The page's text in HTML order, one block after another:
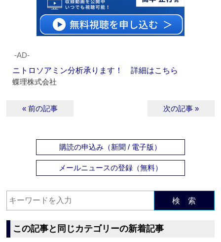
‐AD‐
ニトロソアミン分析承ります！ 詳細はこちら
蝶理株式会社
« 前の記事 次の記事 »
購読の申込み（新聞 / 電子版）
メールニュースの登録（無料）
検 索
この記事と同じカテゴリーの新着記事